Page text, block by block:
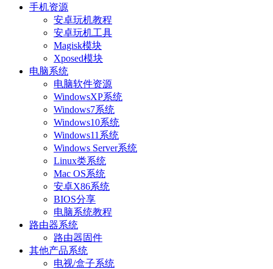
手机资源
安卓玩机教程
安卓玩机工具
Magisk模块
Xposed模块
电脑系统
电脑软件资源
WindowsXP系统
Windows7系统
Windows10系统
Windows11系统
Windows Server系统
Linux类系统
Mac OS系统
安卓X86系统
BIOS分享
电脑系统教程
路由器系统
路由器固件
其他产品系统
电视/盒子系统